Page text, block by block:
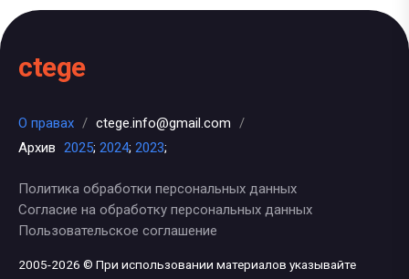
ctege
О правах / ctege.info@gmail.com /
Архив 2025; 2024; 2023;
Политика обработки персональных данных
Согласие на обработку персональных данных
Пользовательское соглашение
2005-2026 © При использовании материалов указывайте